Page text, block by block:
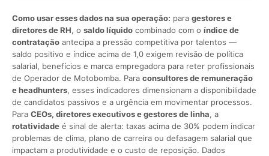
Como usar esses dados na sua operação: para gestores e
diretores de RH, o saldo líquido combinado com o índice de
contratação antecipa a pressão competitiva por talentos —
saldo positivo e índice acima de 1,0 exigem revisão de política
salarial, benefícios e marca empregadora para reter profissionais
de Operador de Motobomba. Para consultores de remuneração
e headhunters, esses indicadores dimensionam a disponibilidade
de candidatos passivos e a urgência em movimentar processos.
Para CEOs, diretores executivos e gestores de linha, a
rotatividade é sinal de alerta: taxas acima de 30% podem indicar
problemas de clima, plano de carreira ou defasagem salarial que
impactam a produtividade e o custo de reposição. Dados